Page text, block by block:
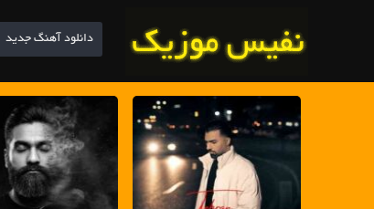
دانلود آهنگ جدید